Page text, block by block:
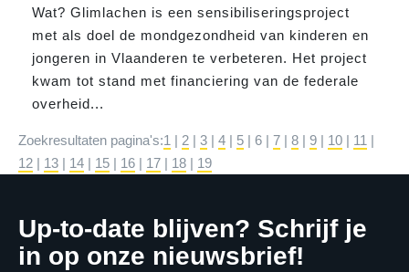
Wat? Glimlachen is een sensibiliseringsproject
met als doel de mondgezond heid van kinderen en
jongeren in Vlaanderen te verbeteren. Het project
kwam tot stand met financiering van de federale
overheid...
Zoekresultaten pagina's:1 2 3 4 5 6 7 8 9 10 11
12
13 14 15 16 17 18 19
Up-to-date blijven? Schrijf je
in op onze nieuwsbrief!